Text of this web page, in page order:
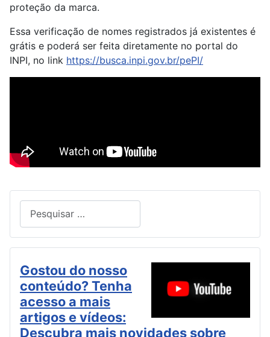
proteção da marca.
Essa verificação de nomes registrados já existentes é
grátis e poderá ser feita diretamente no portal do
INPI, no link https://busca.inpi.gov.br/pePI/
Gostou do nosso
conteúdo? Tenha
acesso a mais
artigos e vídeos:
Descubra mais novidades sobre